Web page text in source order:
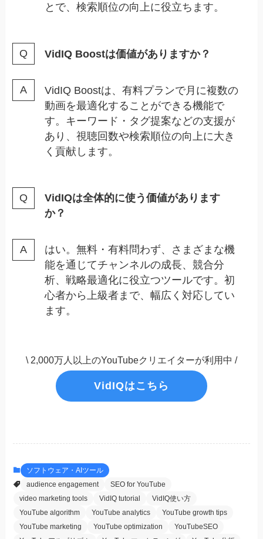
とで、検索順位の向上に役立ちます。
VidIQ Boostは価値がありますか？
VidIQ Boostは、有料プランで月に複数の
動画を最適化することができる機能で
す。キーワード・タグ提案などの支援が
あり、視聴回数や検索順位の向上に大き
く貢献します。
VidIQは全体的に使う価値があります
か？
はい。無料・有料問わず、さまざまな機
能を通じてチャンネルの成長、競合分
析、戦略最適化に役立つツールです。初
心者から上級者まで、幅広く対応してい
ます。
\ 2,000万人以上のYouTubeクリエイターが利用中 /
VidIQはこちら
ソフトウェア・AIツール
audience engagement
SEO for YouTube
video marketing tools
VidIQ tutorial
VidIQ使い方
YouTube algorithm
YouTube analytics
YouTube growth tips
YouTube marketing
YouTube optimization
YouTubeSEO